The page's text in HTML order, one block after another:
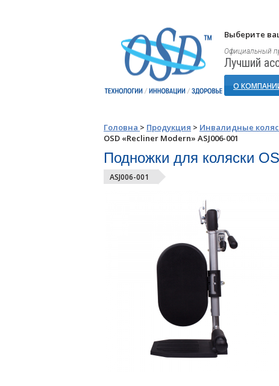
Выберите
Официальный
Лучший
О
Головна > Продукция > Инвалидные
OSD «Recliner Modern» ASJ006-001
Подножки для коляски
ASJ006-001